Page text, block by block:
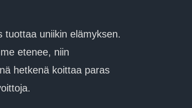
tuottaa uniikin elämyksen.
etenee, niin
hetkenä koittaa paras